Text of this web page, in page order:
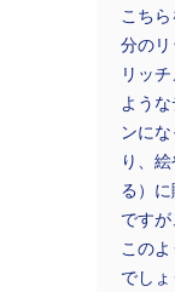
こち
分のリ
リッ
よう
ンに
り、
る）
です
この
でしょ